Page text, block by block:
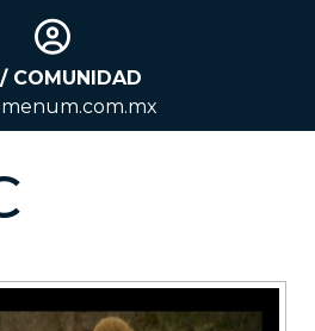
COMUNIDAD